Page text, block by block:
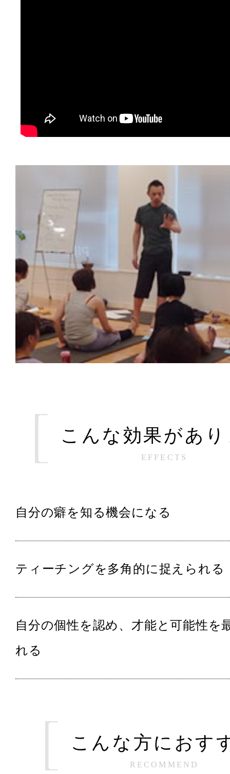
こんな効果があ
EFFECTS
自分の癖を知る機会になる
ティーチングを多角的に捉えられる
自分の個性を認め、才能と可能性を
れる
こんな方におす
RECOMMEND